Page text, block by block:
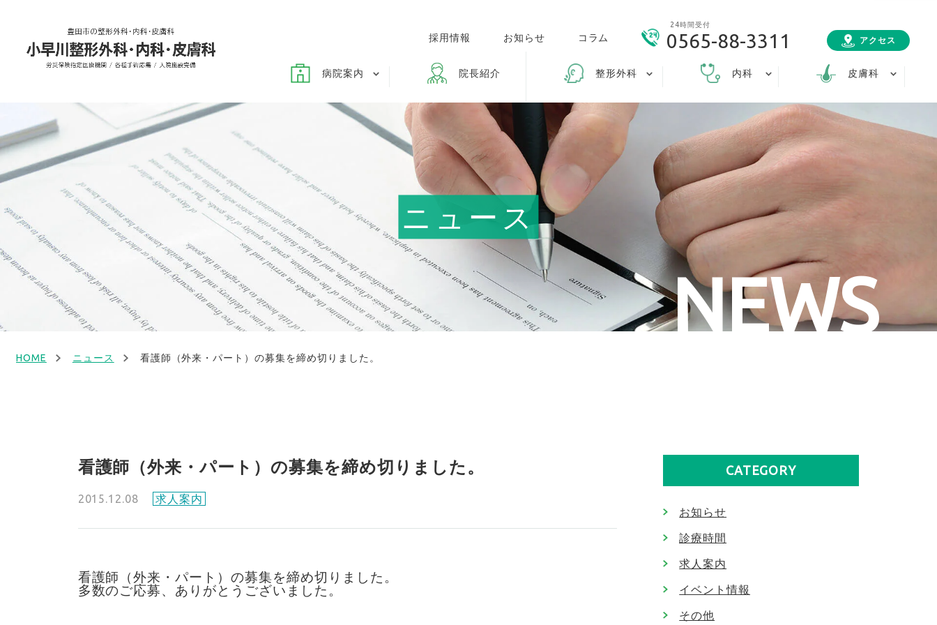
病院案内 院長紹介 整形外科 内科 皮膚科
採用情報 お知らせ コラム
24時間受付
0565-88-3311 アクセス
ニュース
NEWS
HOME ニュース 看護師（外来・パート）の募集を締め切りました。
看護師（外来・パート）の募集を締め切りました。
2015.12.08 求人案内
看護師（外来・パート）の募集を締め切りました。
多数のご応募、ありがとうございました。
CATEGORY
お知らせ
診療時間
求人案内
イベント情報
その他